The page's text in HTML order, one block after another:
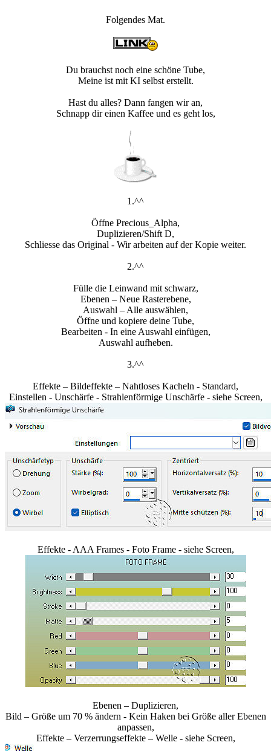
Folgendes Mat.
Du brauchst noch eine schöne Tube,
Meine ist mit KI selbst erstellt.
Hast du alles? Dann fangen wir an,
Schnapp dir einen Kaffee und es geht los,
1.^^
Öffne Precious_Alpha,
Duplizieren/Shift D,
Schliesse das Original - Wir arbeiten auf der Kopie weiter.
2.^^
Fülle die Leinwand mit schwarz,
Ebenen – Neue Rasterebene,
Auswahl – Alle auswählen,
Öffne und kopiere deine Tube,
Bearbeiten - In eine Auswahl einfügen,
Auswahl aufheben.
3.^^
Effekte – Bildeffekte – Nahtloses Kacheln - Standard,
Einstellen - Unschärfe - Strahlenförmige Unschärfe - siehe Screen,
Effekte - AAA Frames - Foto Frame - siehe Screen,
Ebenen – Duplizieren,
Bild – Größe um 70 % ändern - Kein Haken bei Größe aller Ebenen
anpassen,
Effekte – Verzerrungseffekte – Welle - siehe Screen,